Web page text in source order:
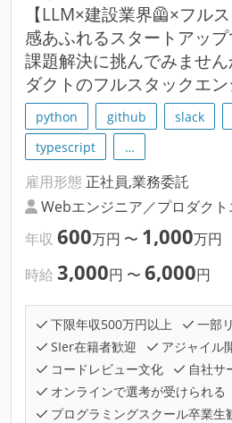
【LLM×建設業界🦺×フル
感あふれるスタートアッ
課題解決に挑んでみませ
ダクトのフルスタックエン
python github slack
typescript
…
雇用形態 正社員,業務委託
Webエンジニア／プロダク
年収 600万円 〜 1,000万円
時給 3,000円 〜 6,000円
下限年収500万円以上
一部
SIer在籍者歓迎
アジャイル
コードレビュー文化
自社サ
オンラインで選考が受けられる
プログラミングスクール卒業生